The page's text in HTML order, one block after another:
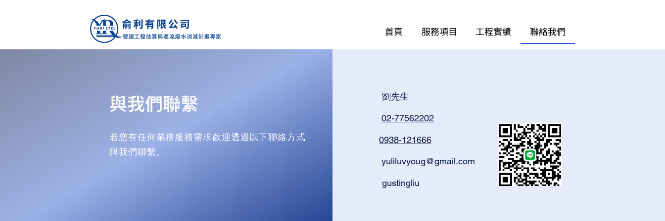
首頁 服務項目 工程實績 聯絡我們
​與我們聯繫
若您有任何業務服務需求歡迎透過以下聯絡方式
與我們聯繫。
劉先生
02-77562202
0938-121666
yuliluvyoug@gmail.com
gustingliu